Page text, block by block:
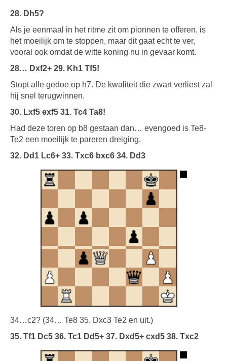
28. Dh5?
Als je eenmaal in het ritme zit om pionnen te offeren, is
het moeilijk om te stoppen, maar dit gaat echt te ver,
vooral ook omdat de witte koning nu in gevaar komt.
28… Dxf2+ 29. Kh1 Tf5!
Stopt alle gedoe op h7. De kwaliteit die zwart verliest zal
hij snel terugwinnen.
30. Lxf5 exf5 31. Tc4 Ta8!
Had deze toren op b8 gestaan dan… evengoed is Te8-
Te2 een moeilijk te pareren dreiging.
32. Dd1 Lc6+ 33. Txc6 bxc6 34. Dd3
34…c2? (34… Te8 35. Dxc3 Te2 en uit.)
35. Tf1 Dc5 36. Tc1 Dd5+ 37. Dxd5+ cxd5 38. Txc2